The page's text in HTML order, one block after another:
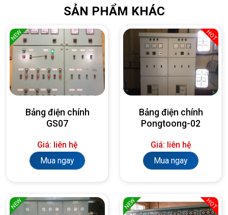
SẢN PHẨM KHÁC
NEW
Bảng điện chính
GS07
Giá: liên hệ
Mua ngay
HOT
Bảng điện chính
Pongtoong-02
Giá: liên hệ
Mua ngay
NEW NEW HOT